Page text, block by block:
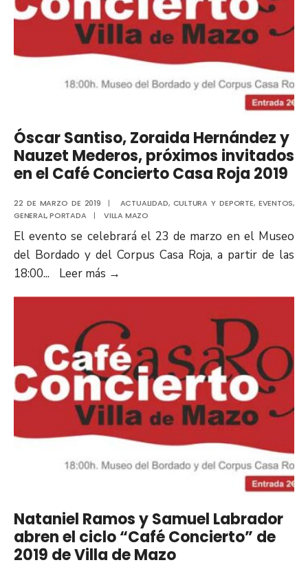
Óscar Santiso, Zoraida Hernández y
Nauzet Mederos, próximos invitados
en el Café Concierto Casa Roja 2019
22 DE MARZO DE 2019 | ACTUALIDAD, CULTURA Y DEPORTE, EVENTOS,
GENERAL,PORTADA | VILLA MAZO
El evento se celebrará el 23 de marzo en el Museo
del Bordado y del Corpus Casa Roja, a partir de las
18:00... Leer más →
Nataniel Ramos y Samuel Labrador
abren el ciclo “Café Concierto” de
2019 de Villa de Mazo